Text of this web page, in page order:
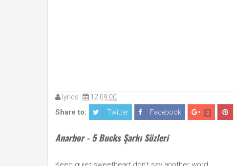
lyrics 12:09:00
Share to: Twitter Facebook 0
Anarbor - 5 Bucks Şarkı Sözleri